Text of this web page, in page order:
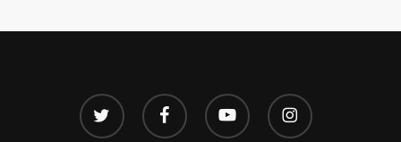
twitter facebook youtube instagram